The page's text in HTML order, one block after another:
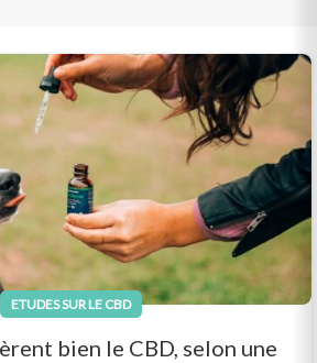
ETUDES SUR LE CBD
bien le CBD, selon une